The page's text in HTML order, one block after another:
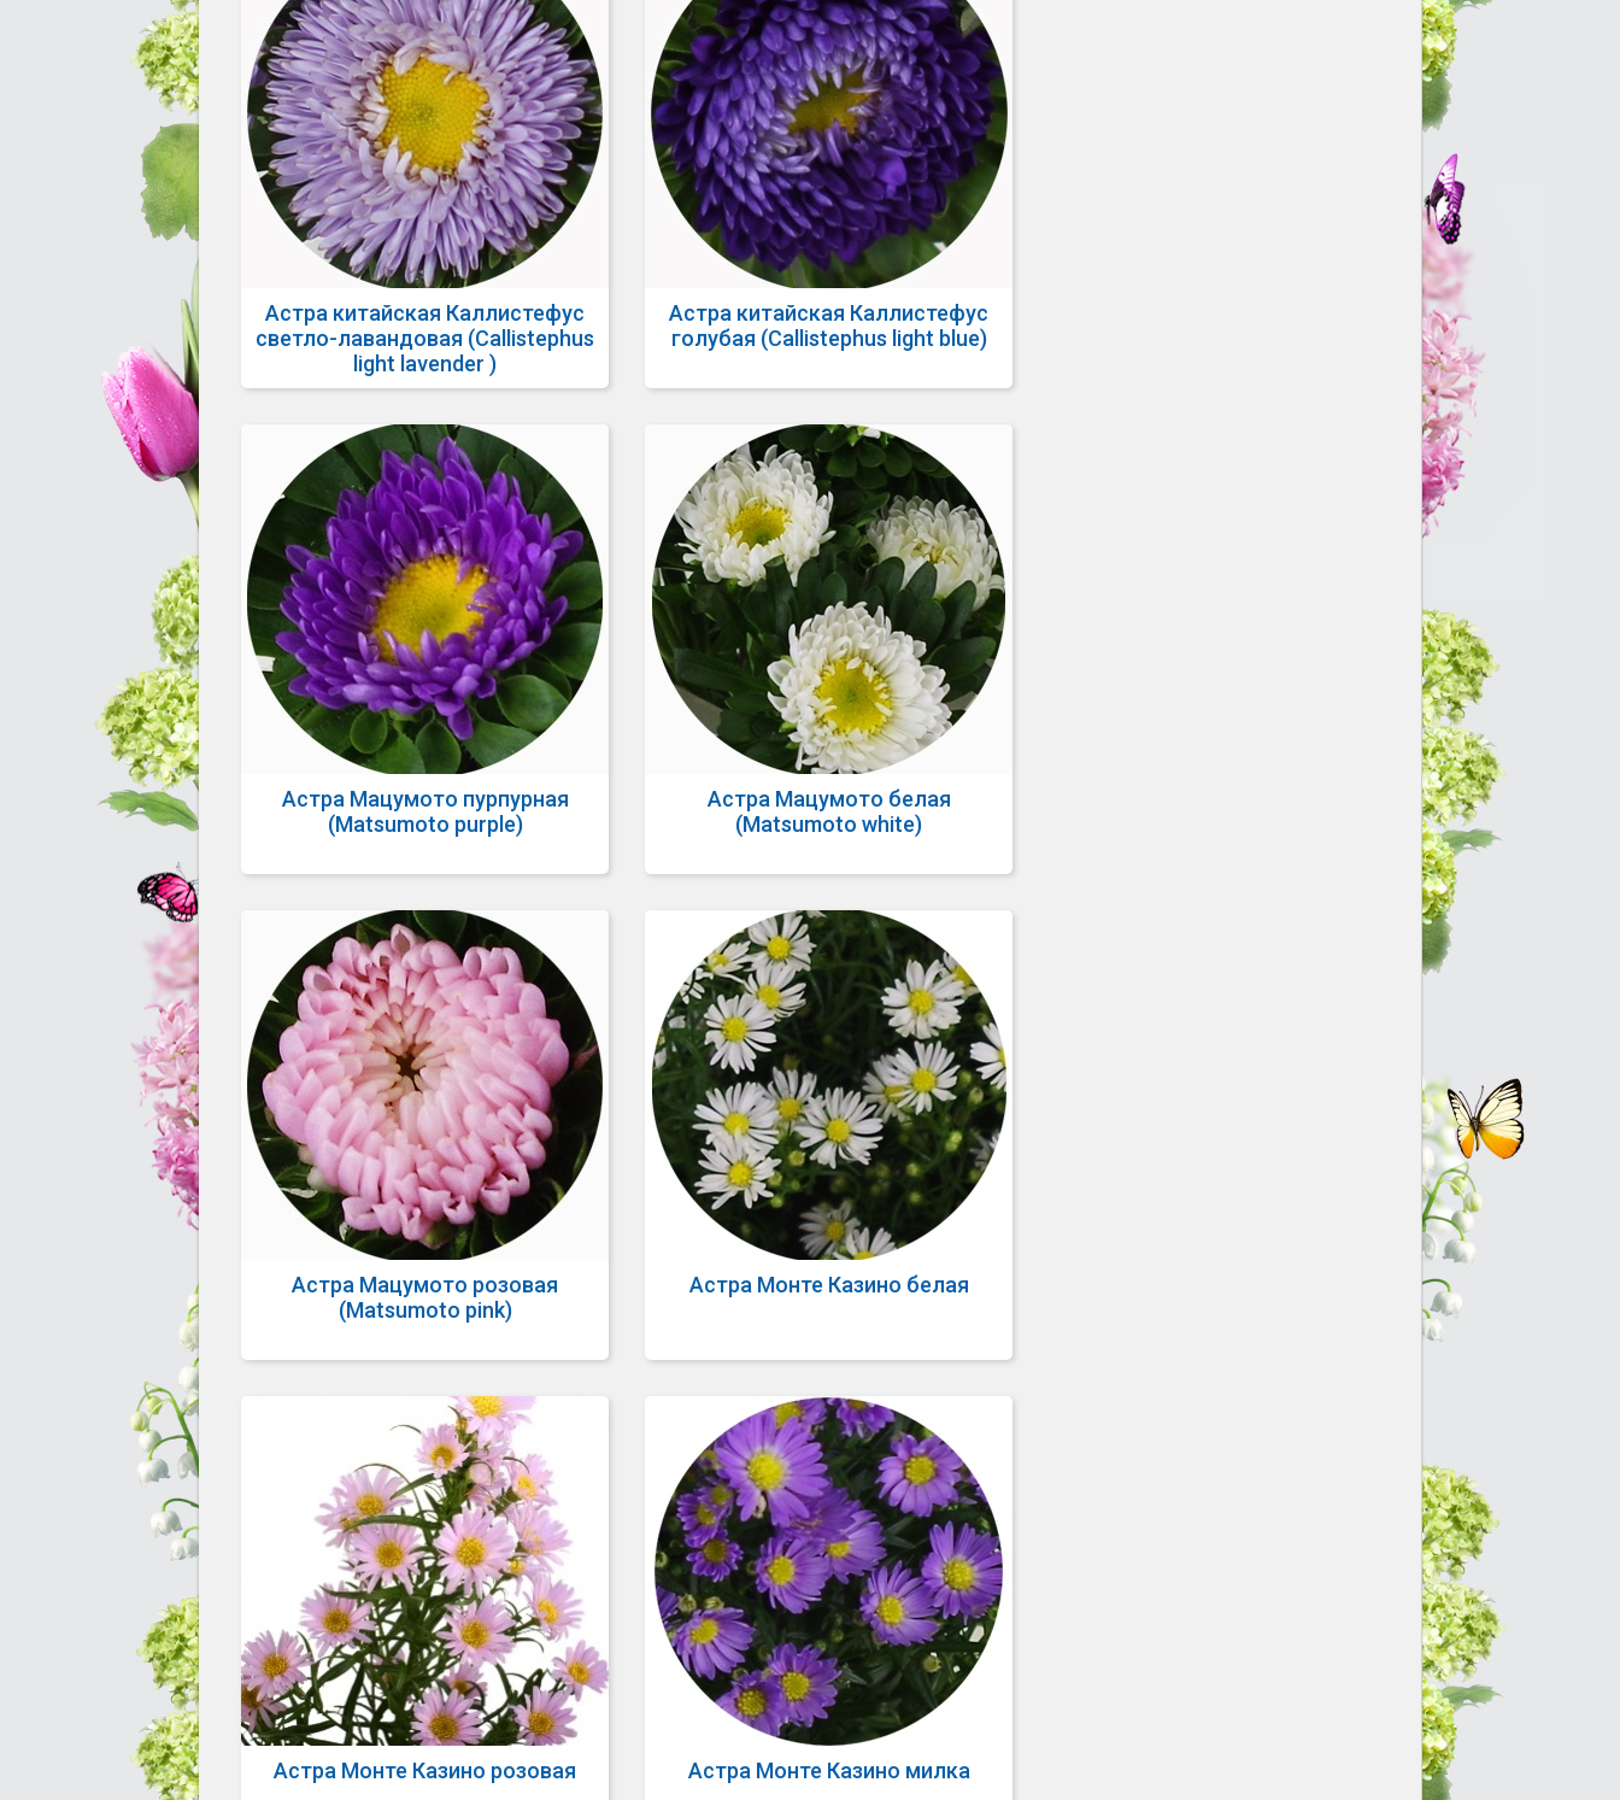
Астра китайская Каллистефус
светло-лавандовая (Callistephus
light lavender )
Астра китайская Каллистефус
голубая (Callistephus light blue)
Астра Мацумото пурпурная
(Matsumoto purple)
Астра Мацумото белая
(Matsumoto white)
Астра Мацумото розовая
(Matsumoto pink)
Астра Монте Казино белая
Астра Монте Казино розовая Астра Монте Казино милка